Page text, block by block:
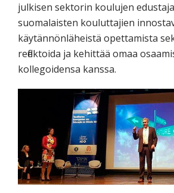
julkisen sektorin koulujen
suomalaisten kouluttajien
käytännönläheistä opettamista
reflektoida ja kehittää omaa
kollegoidensa kanssa.